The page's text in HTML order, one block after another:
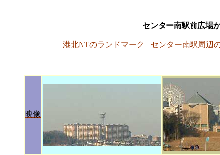
センター南駅前広場
港北NTのランドマーク センター南駅周辺
映像